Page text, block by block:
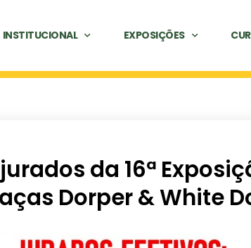
INSTITUCIONAL EXPOSIÇÕES
da 16ª
Dorper & White